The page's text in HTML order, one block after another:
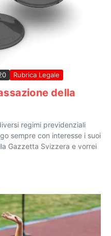
Rubrica Legale
della
regimi previdenziali
sempre con interesse i suoi
Gazzetta Svizzera e vorrei